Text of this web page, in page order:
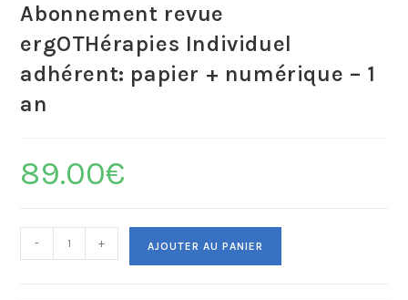
Abonnement revue
ergOTHérapies Individuel
adhérent: papier + numérique – 1
an
89.00€
- + AJOUTER AU PANIER